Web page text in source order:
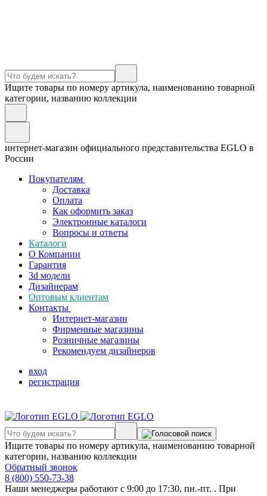
Ищите товары по номеру артикула, наименованию товарной
категории, названию коллекции
интернет-магазин официального представительства EGLO в
России
Покупателям
Доставка
Оплата
Как оформить заказ
Электронные каталоги
Вопросы и ответы
Каталоги
О Компании
Гарантия
3d модели
Дизайнерам
Оптовым клиентам
Контакты
Интернет-магазин
Фирменные магазины
Розничные магазины
Рекомендуем дизайнеров
вход
регистрация
Ищите товары по номеру артикула, наименованию товарной
категории, названию коллекции
Обратный звонок
8 (800) 550-73-38
Наши менеджеры работают с 9:00 до 17:30, пн.-пт. . При